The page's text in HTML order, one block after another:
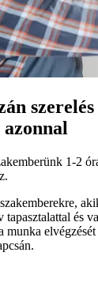
szerelés
1-2
tapasztalattal és
munka elvégzését